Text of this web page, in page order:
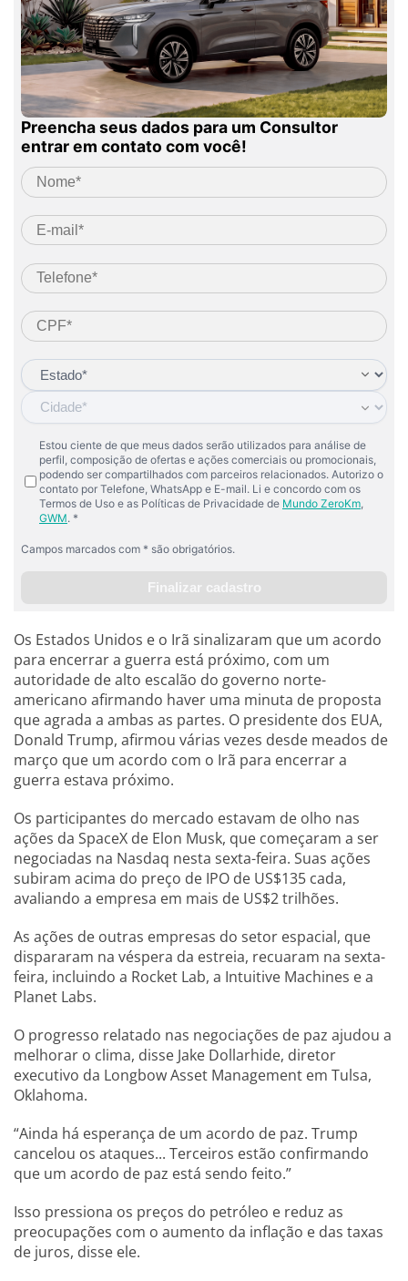
Os Estados Unidos e o Irã sinalizaram que um acordo
para encerrar a guerra está próximo, com um
autoridade de alto escalão do governo norte-
americano afirmando haver uma minuta de proposta
que agrada a ambas as partes. O presidente dos EUA,
Donald Trump, afirmou várias vezes desde meados de
março que um acordo com o Irã para encerrar a
guerra estava próximo.
Os participantes do mercado estavam de olho nas
ações da SpaceX de Elon Musk, que começaram a ser
negociadas na Nasdaq nesta sexta-feira. Suas ações
subiram acima do preço de IPO de US$135 cada,
avaliando a empresa em mais de US$2 trilhões.
As ações de outras empresas do setor espacial, que
dispararam na véspera da estreia, recuaram na sexta-
feira, incluindo a Rocket Lab, a Intuitive Machines e a
Planet Labs.
O progresso relatado nas negociações de paz ajudou a
melhorar o clima, disse Jake Dollarhide, diretor
executivo da Longbow Asset Management em Tulsa,
Oklahoma.
“Ainda há esperança de um acordo de paz. Trump
cancelou os ataques... Terceiros estão confirmando
que um acordo de paz está sendo feito.”
Isso pressiona os preços do petróleo e reduz as
preocupações com o aumento da inflação e das taxas
de juros, disse ele.